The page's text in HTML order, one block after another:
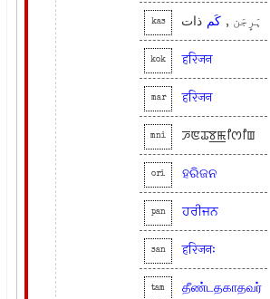
kas ہَرِٕجَن , کَم ذات
kok हरिजन
mar हरिजन
mni ꯍꯟꯊꯕ꯭ꯃꯤꯁꯤꯡ
ori ହରିଜନ
pan ਹਰੀਜਨ
san हरिजनः
tam தீண்டதகாதவர்